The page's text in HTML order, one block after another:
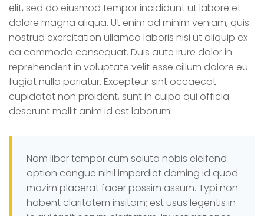
elit, sed do eiusmod tempor incididunt ut labore et
dolore magna aliqua. Ut enim ad minim veniam, quis
nostrud exercitation ullamco laboris nisi ut aliquip ex
ea commodo consequat. Duis aute irure dolor in
reprehenderit in voluptate velit esse cillum dolore eu
fugiat nulla pariatur. Excepteur sint occaecat
cupidatat non proident, sunt in culpa qui officia
deserunt mollit anim id est laborum.
Nam liber tempor cum soluta nobis eleifend
option congue nihil imperdiet doming id quod
mazim placerat facer possim assum. Typi non
habent claritatem insitam; est usus legentis in